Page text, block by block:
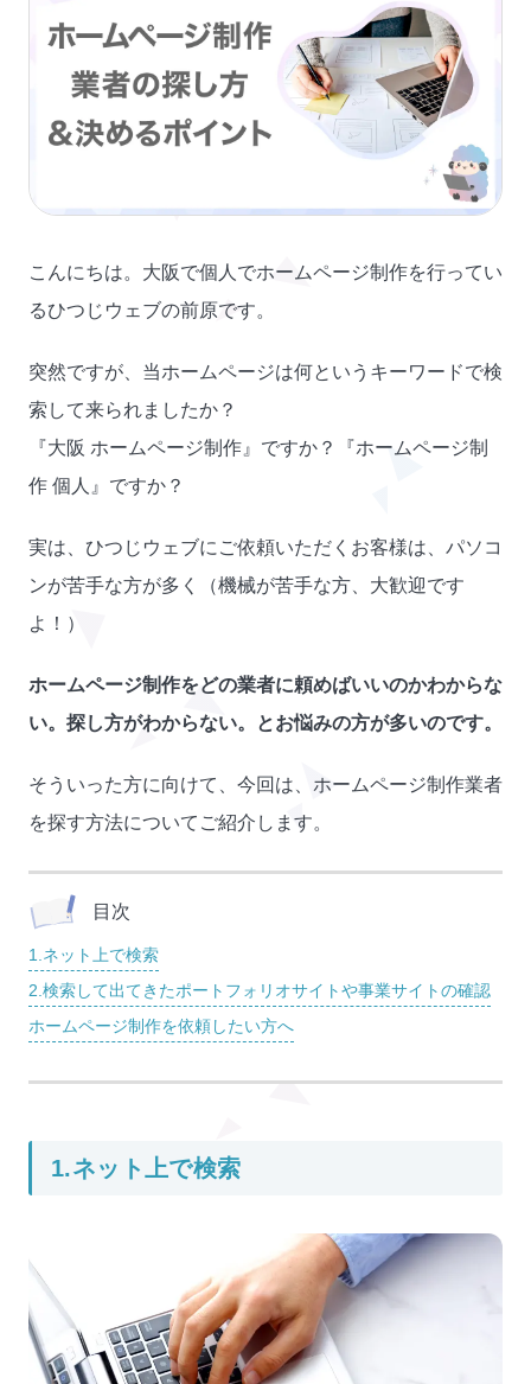
こんにちは。大阪で個人でホームページ制作を行ってい
るひつじウェブの前原です。
突然ですが、当ホームページは何というキーワードで検
索して来られましたか？
『大阪 ホームページ制作』ですか？『ホームページ制
作 個人』ですか？
実は、ひつじウェブにご依頼いただくお客様は、パソコ
ンが苦手な方が多く（機械が苦手な方、大歓迎です
よ！）
ホームページ制作をどの業者に頼めばいいのかわからな
い。探し方がわからない。とお悩みの方が多いのです。
そういった方に向けて、今回は、ホームページ制作業者
を探す方法についてご紹介します。
目次
1.ネット上で検索
2.検索して出てきたポートフォリオサイトや事業サイトの確認
ホームページ制作を依頼したい方へ
1.ネット上で検索